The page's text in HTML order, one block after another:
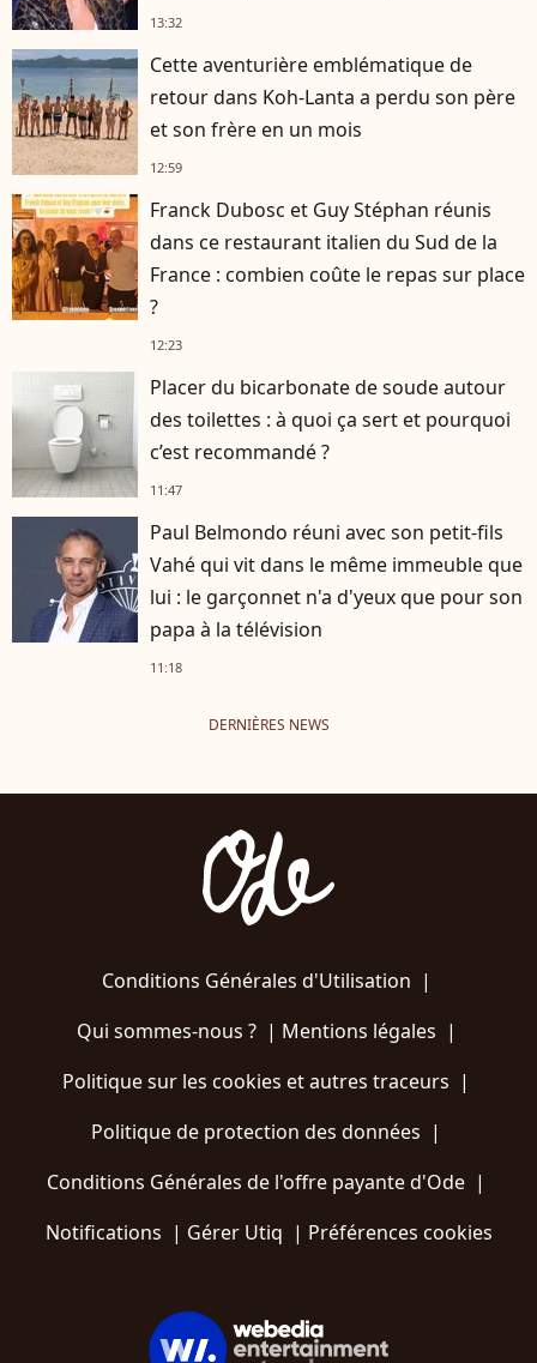
13:32
Cette aventurière emblématique de
retour dans Koh-Lanta a perdu son père
et son frère en un mois
12:59
Franck Dubosc et Guy Stéphan réunis
dans ce restaurant italien du Sud de la
France : combien coûte le repas sur place
?
12:23
Placer du bicarbonate de soude autour
des toilettes : à quoi ça sert et pourquoi
c’est recommandé ?
11:47
Paul Belmondo réuni avec son petit-fils
Vahé qui vit dans le même immeuble que
lui : le garçonnet n'a d'yeux que pour son
papa à la télévision
11:18
DERNIÈRES NEWS
Conditions Générales d'Utilisation |
Qui sommes-nous ?| Mentions légales |
Politique sur les cookies et autres traceurs |
Politique de protection des données |
Conditions Générales de l'offre payante d'Ode |
Notifications | Gérer Utiq | Préférences cookies